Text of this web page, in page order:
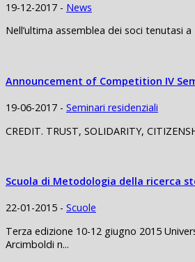
19-12-2017 - News
Nell’ultima assemblea dei soci tenutasi
Announcement of Competition IV
19-06-2017 - Seminari residenziali
CREDIT. TRUST, SOLIDARITY,
Scuola di Metodologia della ricerca
22-01-2015 - Scuole
Terza edizione 10-12 giugno 2015
Arcimboldi n...